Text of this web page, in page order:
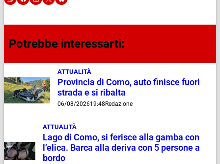
Potrebbe interessarti:
ATTUALITÀ
Provincia di Como, auto finisce fuori
strada e si ribalta
06/08/202619:48 Redazione
ATTUALITÀ
Lago di Como, si ferisce alla gamba con
l’elica. Barca alla deriva con 5 persone a
bordo